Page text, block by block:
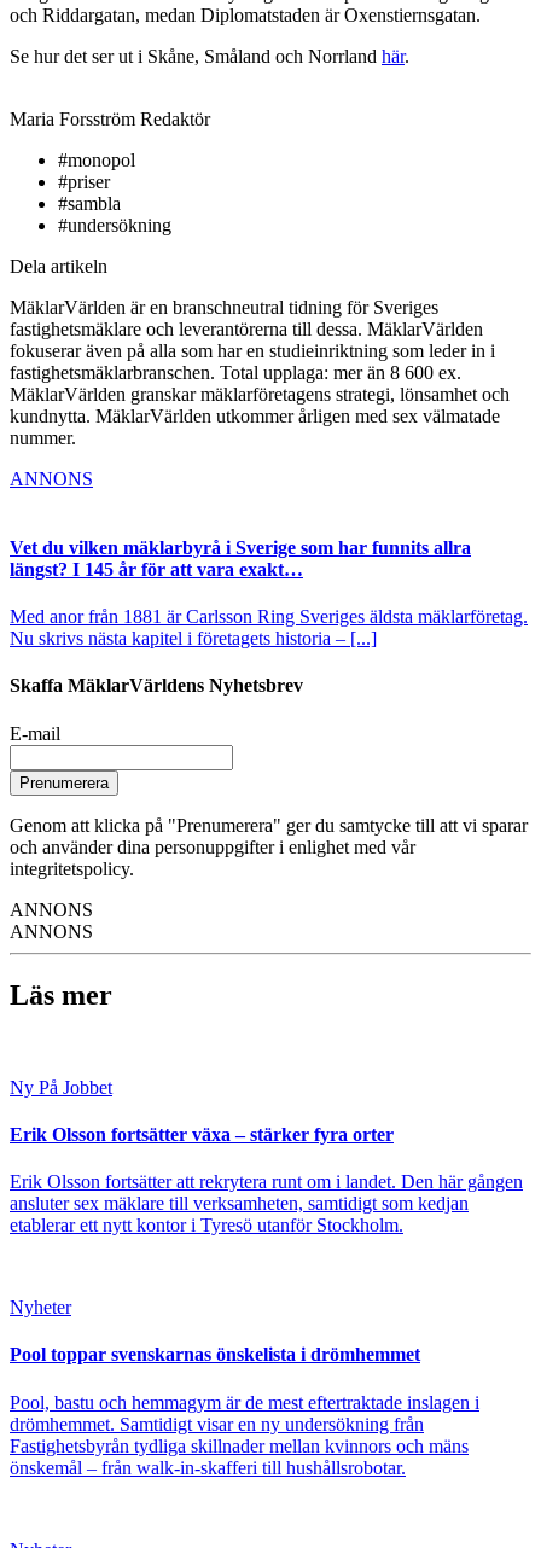
och Riddargatan, medan Diplomatstaden är Oxenstiernsgatan.
Se hur det ser ut i Skåne, Småland och Norrland här.
Maria Forsström Redaktör
#monopol
#priser
#sambla
#undersökning
Dela artikeln
MäklarVärlden är en branschneutral tidning för Sveriges
fastighetsmäklare och leverantörerna till dessa. MäklarVärlden
fokuserar även på alla som har en studieinriktning som leder in i
fastighetsmäklarbranschen. Total upplaga: mer än 8 600 ex.
MäklarVärlden granskar mäklarföretagens strategi, lönsamhet och
kundnytta. MäklarVärlden utkommer årligen med sex välmatade
nummer.
ANNONS
Vet du vilken mäklarbyrå i Sverige som har funnits allra
längst? I 145 år för att vara exakt…
Med anor från 1881 är Carlsson Ring Sveriges äldsta mäklarföretag.
Nu skrivs nästa kapitel i företagets historia – [...]
Skaffa MäklarVärldens Nyhetsbrev
E-mail
Prenumerera
Genom att klicka på "Prenumerera" ger du samtycke till att vi sparar
och använder dina personuppgifter i enlighet med vår
integritetspolicy.
ANNONS
ANNONS
Läs mer
Ny På Jobbet
Erik Olsson fortsätter växa – stärker fyra orter
Erik Olsson fortsätter att rekrytera runt om i landet. Den här gången
ansluter sex mäklare till verksamheten, samtidigt som kedjan
etablerar ett nytt kontor i Tyresö utanför Stockholm.
Nyheter
Pool toppar svenskarnas önskelista i drömhemmet
Pool, bastu och hemmagym är de mest eftertraktade inslagen i
drömhemmet. Samtidigt visar en ny undersökning från
Fastighetsbyrån tydliga skillnader mellan kvinnors och mäns
önskemål – från walk-in-skafferi till hushållsrobotar.